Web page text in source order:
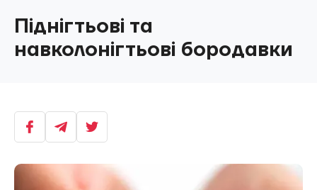
Піднігтьові та
навколонігтьові бородавки